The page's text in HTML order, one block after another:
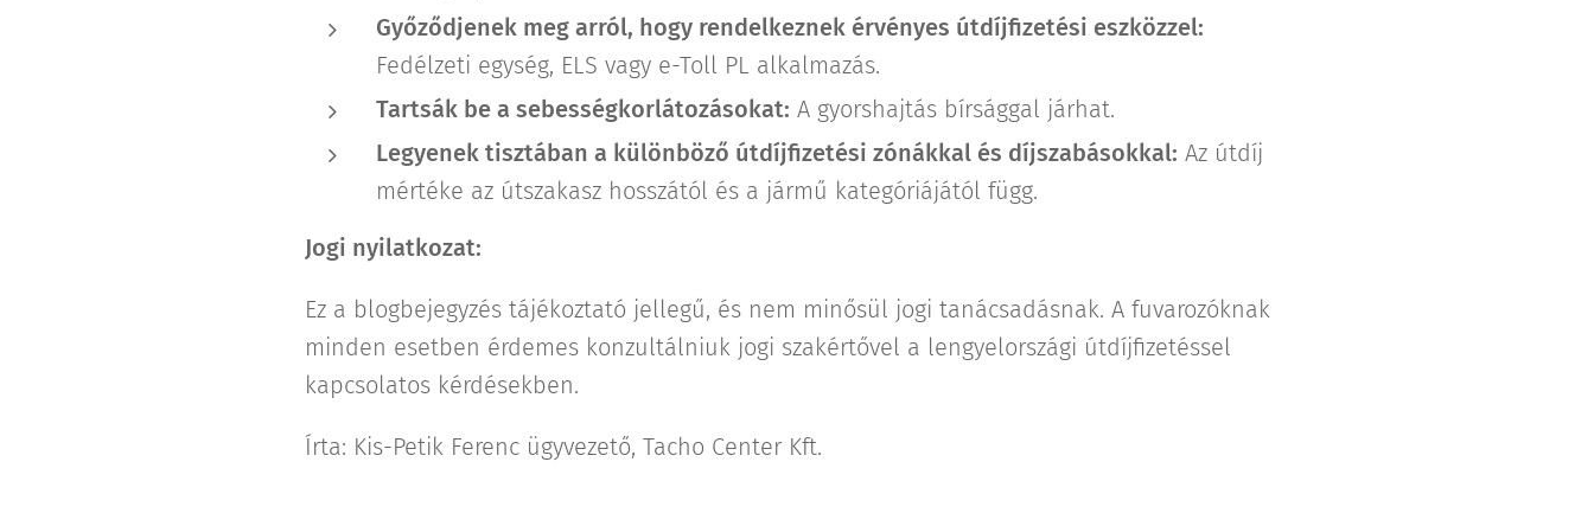
Győződjenek meg arról, hogy rendelkeznek érvényes útdíjfizetési eszközzel:
Fedélzeti egység, ELS vagy e-Toll PL alkalmazás.
Tartsák be a sebességkorlátozásokat: A gyorshajtás bírsággal járhat.
Legyenek tisztában a különböző útdíjfizetési zónákkal és díjszabásokkal: Az útdíj
mértéke az útszakasz hosszától és a jármű kategóriájától függ.
Jogi nyilatkozat:
Ez a blogbejegyzés tájékoztató jellegű, és nem minősül jogi tanácsadásnak. A fuvarozóknak
minden esetben érdemes konzultálniuk jogi szakértővel a lengyelországi útdíjfizetéssel
kapcsolatos kérdésekben.
Írta: Kis-Petik Ferenc ügyvezető, Tacho Center Kft.